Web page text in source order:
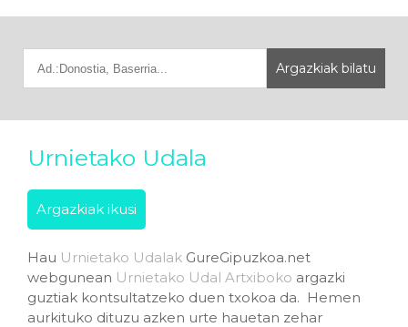
Urnietako Udala
Argazkiak ikusi
Hau Urnietako Udalak GureGipuzkoa.net
webgunean Urnietako Udal Artxiboko argazki
guztiak kontsultatzeko duen txokoa da. Hemen
aurkituko dituzu azken urte hauetan zehar